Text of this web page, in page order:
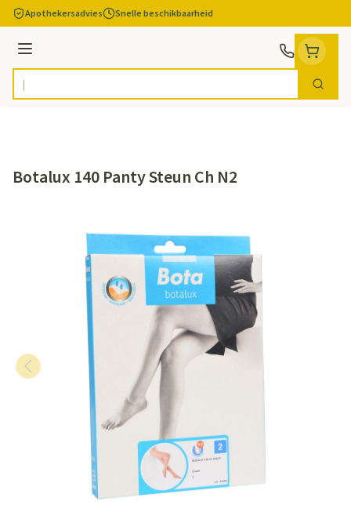
Ga naar de inhoud
Apothekersadvies Snelle beschikbaarheid
Menu
Product, merk, categorie... Zoek
Botalux 140 Panty Steun Ch N2